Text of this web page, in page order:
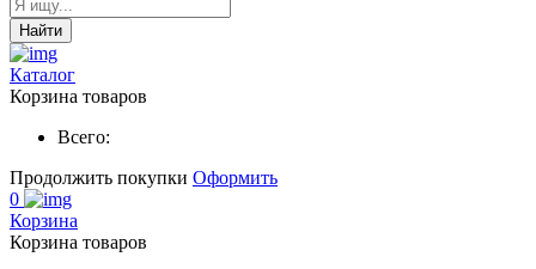
Найти
Каталог
Корзина товаров
Всего:
Продолжить покупки Оформить
0
Корзина
Корзина товаров